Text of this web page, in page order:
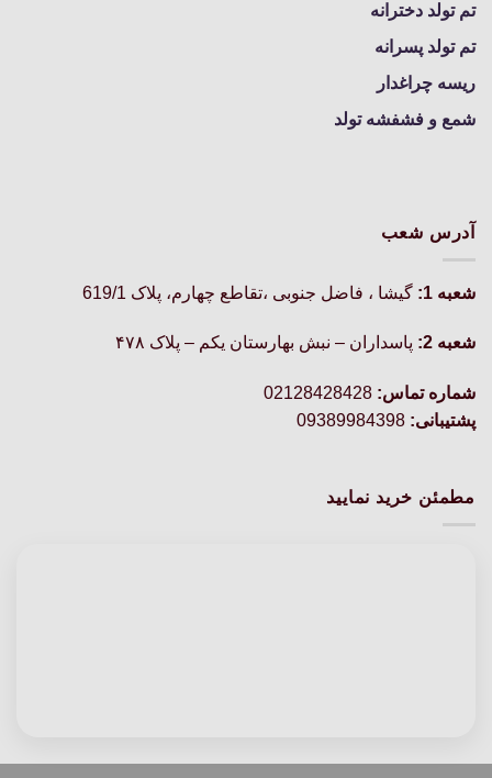
تم تولد دخترانه
تم تولد پسرانه
ریسه چراغدار
شمع و فشفشه تولد
آدرس شعب
شعبه 1: گيشا ، فاضل جنوبی ،تقاطع چهارم، پلاک 619/1
شعبه 2: پاسداران – نبش بهارستان یکم – پلاک ۴۷۸
شماره تماس:
پشتیبانی:
مطمئن خرید نمایید